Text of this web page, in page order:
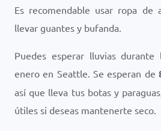
Es recomendable usar ropa de
llevar guantes y bufanda.
Puedes esperar lluvias
enero en Seattle. Se esperan de
así que lleva tus botas y
útiles si deseas mantenerte seco.